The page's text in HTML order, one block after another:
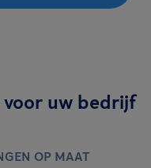
uw bedrijf
OP MAAT